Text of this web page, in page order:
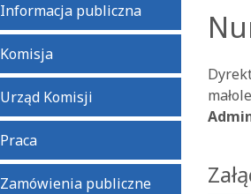
Informacja publiczna
Komisja
Urząd Komisji
Praca
Zamówienia publiczne